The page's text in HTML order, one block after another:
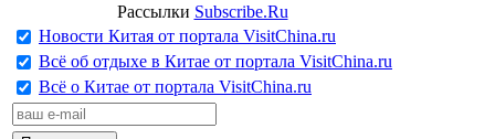
Рассылки Subscribe.Ru
Новости Китая от портала VisitChina.ru
Всё об отдыхе в Китае от портала VisitChina.ru
Всё о Китае от портала VisitChina.ru